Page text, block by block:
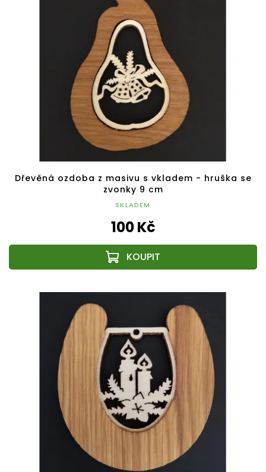
Dřevěná ozdoba z masivu s vkladem - hruška se
zvonky 9 cm
SKLADEM
100 Kč